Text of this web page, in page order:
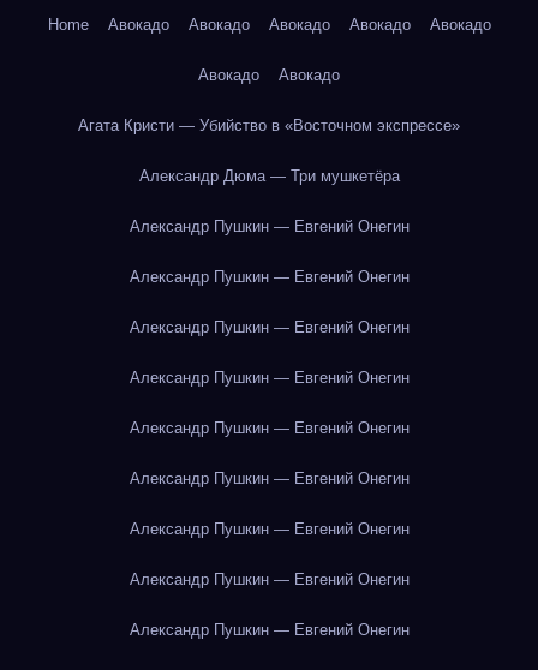
Home Авокадо Авокадо Авокадо Авокадо Авокадо
Авокадо Авокадо
Агата Кристи — Убийство в «Восточном экспрессе»
Александр Дюма — Три мушкетёра
Александр Пушкин — Евгений Онегин
Александр Пушкин — Евгений Онегин
Александр Пушкин — Евгений Онегин
Александр Пушкин — Евгений Онегин
Александр Пушкин — Евгений Онегин
Александр Пушкин — Евгений Онегин
Александр Пушкин — Евгений Онегин
Александр Пушкин — Евгений Онегин
Александр Пушкин — Евгений Онегин